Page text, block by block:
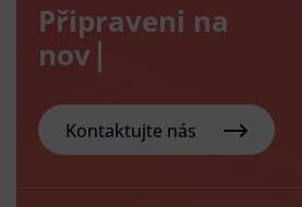
Připraveni na
nový e-sh
Kontaktujte nás